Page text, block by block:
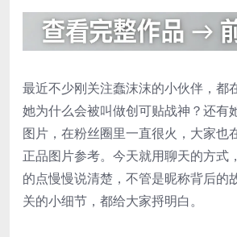
最近不少刚关注蠢沫沫的小伙伴，都
她为什么会被叫做创可贴战神？还有
图片，在粉丝圈里一直很火，大家也
正品图片参考。今天就用聊天的方式
的点慢慢说清楚，不管是昵称背后的
关的小细节，都给大家捋明白。